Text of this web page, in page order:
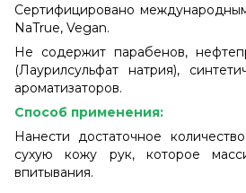
Сертифицировано
NaTrue, Vegan.
Не содержит парабенов,
(Лаурилсульфат натрия),
ароматизаторов.
Способ применения:
Нанести достаточное
сухую кожу рук, которое
впитывания.